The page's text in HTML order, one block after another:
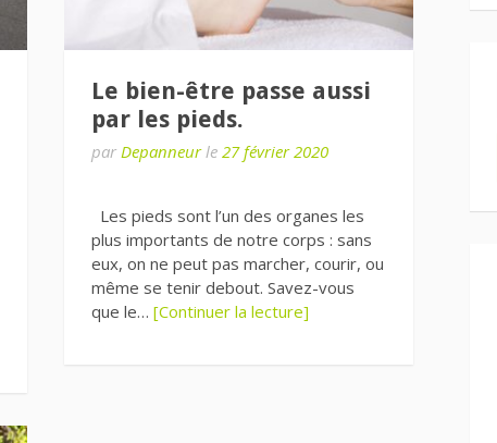
Le bien-être passe aussi
par les pieds.
par Depanneurle 27 février 2020
Les pieds sont l’un des organes les
plus importants de notre corps : sans
eux, on ne peut pas marcher, courir, ou
même se tenir debout. Savez-vous
que le… [Continuer la lecture]